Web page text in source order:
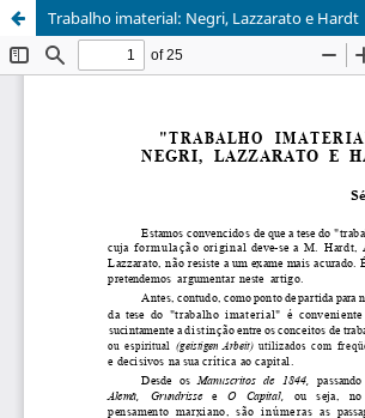
Trabalho imaterial: Negri, Lazzarato e Hardt